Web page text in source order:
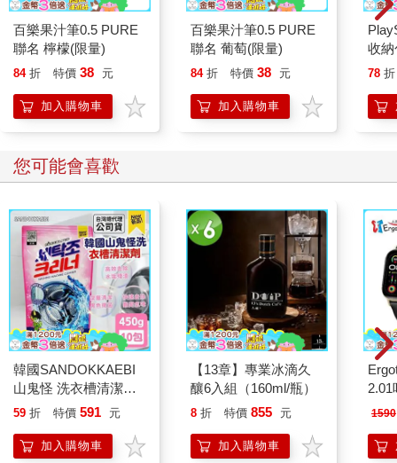
百樂果汁筆0.5 PURE
聯名 檸檬(限量)
84 折 特價 38 元
加入購物車
百樂果汁筆0.5 PURE
聯名 葡萄(限量)
84 折 特價 38 元
加入購物車
收
小
78 折
您可能會喜歡
韓國SANDOKKAEBI
山鬼怪 洗衣槽清潔劑
450公克-10包組
59 折 特價 591 元
加入購物車
【13章】專業冰滴久
釀6入組（160ml/瓶）
8 折 特價 855 元
加入購物車
2.01
1590